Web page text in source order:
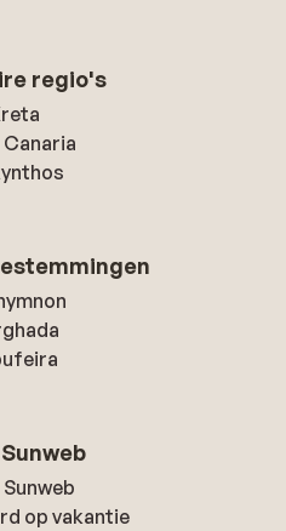
regio's
op vakantie